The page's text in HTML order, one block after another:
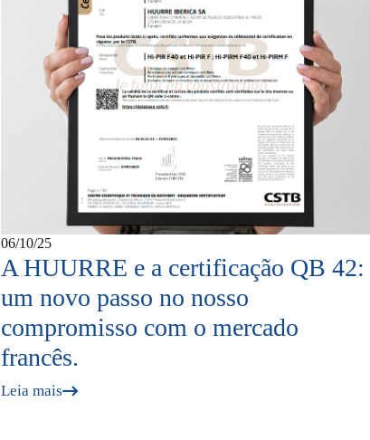
06/10/25
A HUURRE e a certificação QB 42:
um novo passo no nosso
compromisso com o mercado
francês.
Leia mais